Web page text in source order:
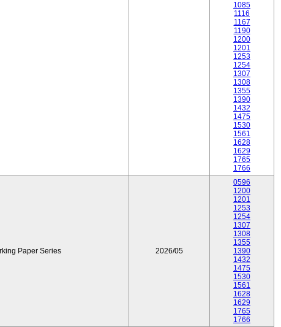
1085
1116
1167
1190
1200
1201
1253
1254
1307
1308
1355
1390
1432
1475
1530
1561
1628
1629
1765
1766
Paper Series 2026/05
0596
1200
1201
1253
1254
1307
1308
1355
1390
1432
1475
1530
1561
1628
1629
1765
1766